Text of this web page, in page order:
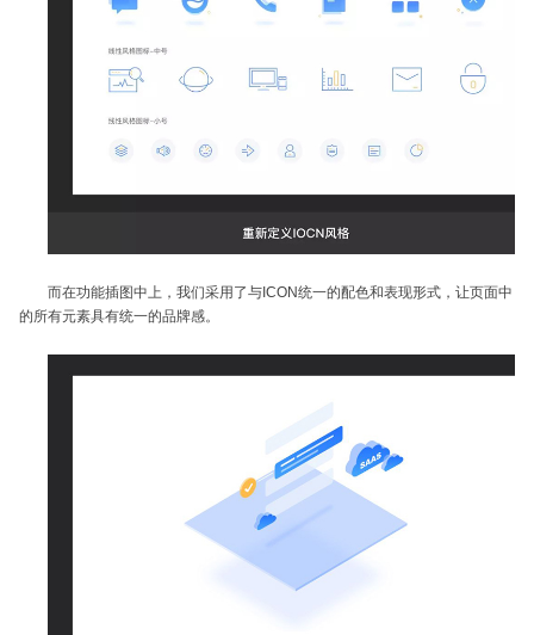
而在功能插图中上，我们采用了与ICON统一的配色和表现形式，让页面中
的所有元素具有统一的品牌感。